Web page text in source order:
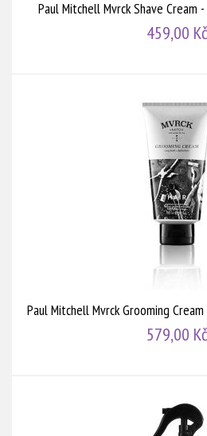
Paul Mitchell Mvrck Shave Cream
459,00 Kč
Paul Mitchell Mvrck Grooming
579,00 Kč